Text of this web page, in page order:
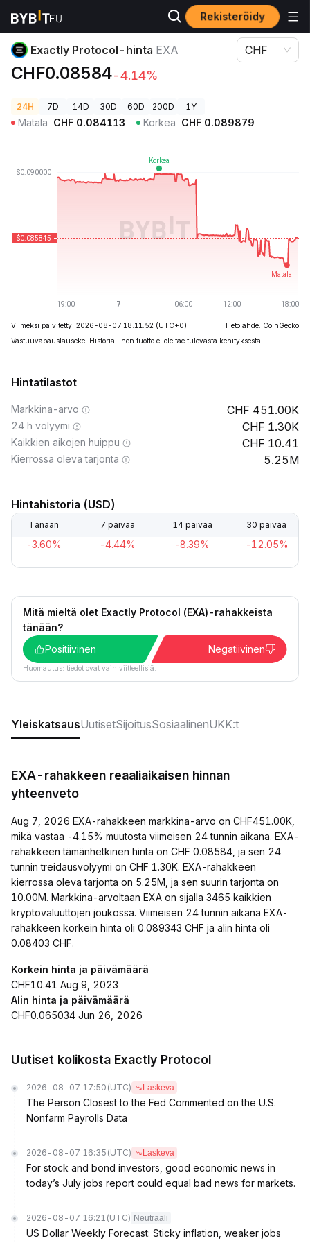
Rekisteröidy
Kryptohinnat Exactly Protocol-hinta EXA
Exactly Protocol-hinta EXA
CHF0.08584-4.14%
CHF
24H 7D 14D 30D 60D 200D 1Y
Matala CHF 0.084113 Korkea CHF 0.089879
Viimeksi päivitetty: 2026-08-07 18:11:52 (UTC+0)
Tietolähde: CoinGecko
Vastuuvapauslauseke: Historiallinen tuotto ei ole tae tulevasta kehityksestä.
Hintatilastot
Markkina-arvo 451.00K
24 h volyymi 1.30K
Kaikkien aikojen huippu 10.41
Kierrossa oleva tarjonta 5.25M
Hintahistoria (USD)
Tänään 7 päivää 14 päivää 30 päivää
-3.60% -4.44% -8.39% -12.05%
Mitä mieltä olet Exactly Protocol (EXA)-rahakkeista
tänään?
Positiivinen
Negatiivinen
Huomautus: tiedot ovat vain viitteellisiä.
YleiskatsausUutisetSijoitusSosiaalinenUKK:t
EXA-rahakkeen reaaliaikaisen hinnan
yhteenveto
Aug 7, 2026 EXA-rahakkeen markkina-arvo on CHF451.00K,
mikä vastaa -4.15% muutosta viimeisen 24 tunnin aikana. EXA-
rahakkeen tämänhetkinen hinta on CHF 0.08584, ja sen 24
tunnin treidausvolyymi on CHF 1.30K. EXA-rahakkeen
kierrossa oleva tarjonta on 5.25M, ja sen suurin tarjonta on
10.00M. Markkina-arvoltaan EXA on sijalla 3465 kaikkien
kryptovaluuttojen joukossa. Viimeisen 24 tunnin aikana EXA-
rahakkeen korkein hinta oli 0.089343 CHF ja alin hinta oli
0.08403 CHF.
Korkein hinta ja päivämäärä
CHF10.41 Aug 9, 2023
Alin hinta ja päivämäärä
CHF0.065034 Jun 26, 2026
Uutiset kolikosta Exactly Protocol
2026-08-07 17:50 (UTC) Laskeva
The Person Closest to the Fed Commented on the U.S.
Nonfarm Payrolls Data
2026-08-07 16:35 (UTC) Laskeva
For stock and bond investors, good economic news in
today’s July jobs report could equal bad news for markets.
2026-08-07 16:21 (UTC) Neutraali
US Dollar Weekly Forecast: Sticky inflation, weaker jobs